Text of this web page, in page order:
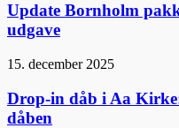
Update Bornholm
udgave
15. december 2025
Drop-in dåb i Aa
dåben